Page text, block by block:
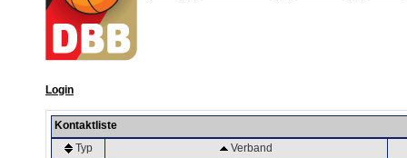
Login
Kontaktliste
Typ
Verband